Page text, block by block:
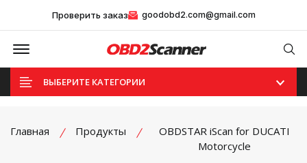
Проверить заказ goodobd2.com@gmail.com
Offcanvas Menu Open
ВЫБЕРИТЕ КАТЕГОРИИ
Главная Продукты
OBDSTAR iScan for DUCATI
Motorcycle